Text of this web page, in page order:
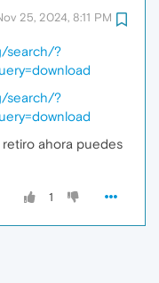
25, 2024, 8:11 PM
search/?
search/?
ahora puedes
1